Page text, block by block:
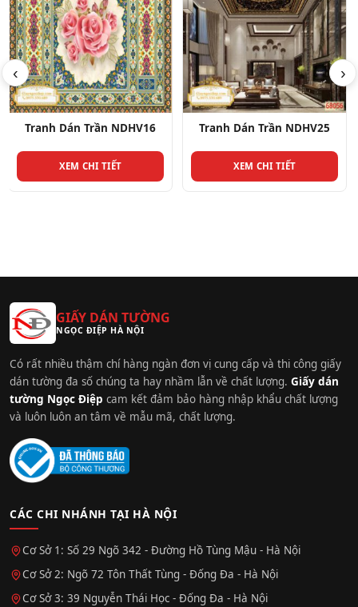
‹
Tranh Dán Trần NDHV25
XEM CHI TIẾT
Tranh Dán Trần NDHV5
XEM CHI TIẾT
›
GIẤY DÁN TƯỜNG
NGỌC ĐIỆP HÀ NỘI
Có rất nhiều thậm chí hàng ngàn đơn vị cung cấp và thi công giấy
dán tường đa số chúng ta hay nhầm lẫn về chất lượng. Giấy dán
tường Ngọc Điệp cam kết đảm bảo hàng nhập khẩu chất lượng
và luôn luôn an tâm về mẫu mã, chất lượng.
CÁC CHI NHÁNH TẠI HÀ NỘI
Cơ Sở 1: Số 29 Ngõ 342 - Đường Hồ Tùng Mậu - Hà Nội
Cơ Sở 2: Ngõ 72 Tôn Thất Tùng - Đống Đa - Hà Nội
Cơ Sở 3: 39 Nguyễn Thái Học - Đống Đa - Hà Nội